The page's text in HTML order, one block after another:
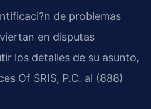
de problemas
en disputas
los detalles de su asunto,
Of SRIS, P.C. al (888)